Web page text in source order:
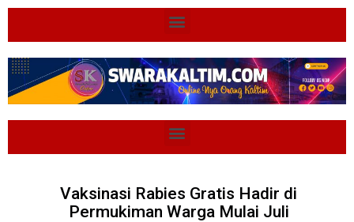
Vaksinasi Rabies Gratis Hadir di
Permukiman Warga Mulai Juli